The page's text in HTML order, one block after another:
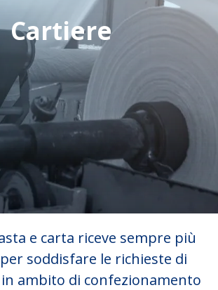
Cartiere
e carta riceve sempre più
soddisfare le richieste di
ambito di confezionamento